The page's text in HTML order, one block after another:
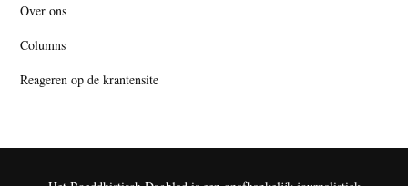
Over ons
Columns
Reageren op de krantensite